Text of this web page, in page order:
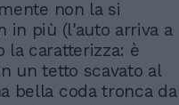
non la si
in più (l'auto arriva a
la caratterizza: è
un tetto scavato al
bella coda tronca da